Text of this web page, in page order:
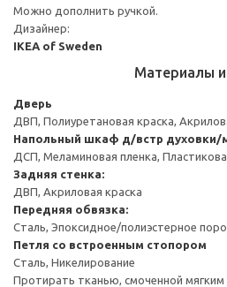
Можно дополнить ручкой.
Дизайнер:
IKEA of Sweden
Материалы
Дверь
ДВП, Полиуретановая краска,
Напольный шкаф д/встр духовки/
ДСП, Меламиновая пленка,
Задняя стенка:
ДВП, Акриловая краска
Передняя обвязка:
Сталь, Эпоксидное/полиэстерное
Петля со встроенным стопором
Сталь, Никелирование
Протирать тканью, смоченной